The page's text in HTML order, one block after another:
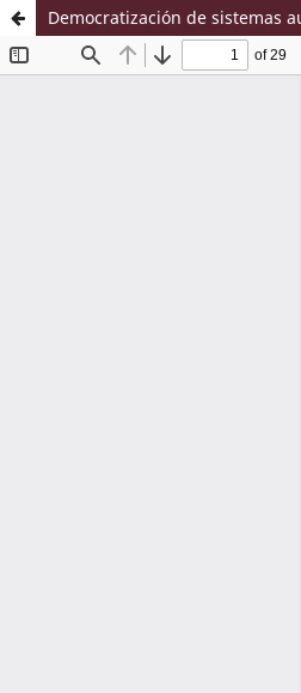
Democratización de sistemas